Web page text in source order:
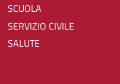
SCUOLA
SERVIZIO CIVILE
SALUTE